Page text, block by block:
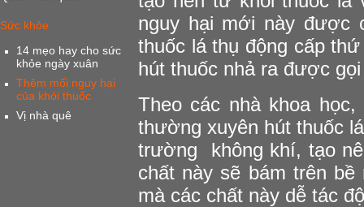
Sức khỏe
14 mẹo hay cho sức
khỏe ngày xuân
Thêm mối nguy hại
của khói thuốc
Vị nhà quê
nguy hại mới này được
thuốc lá thụ động cấp
hút thuốc nhả ra được
Theo các nhà khoa
thường xuyên hút thuốc
trường không khí, tạo
chất này sẽ bám trên
mà các chất này dễ tác